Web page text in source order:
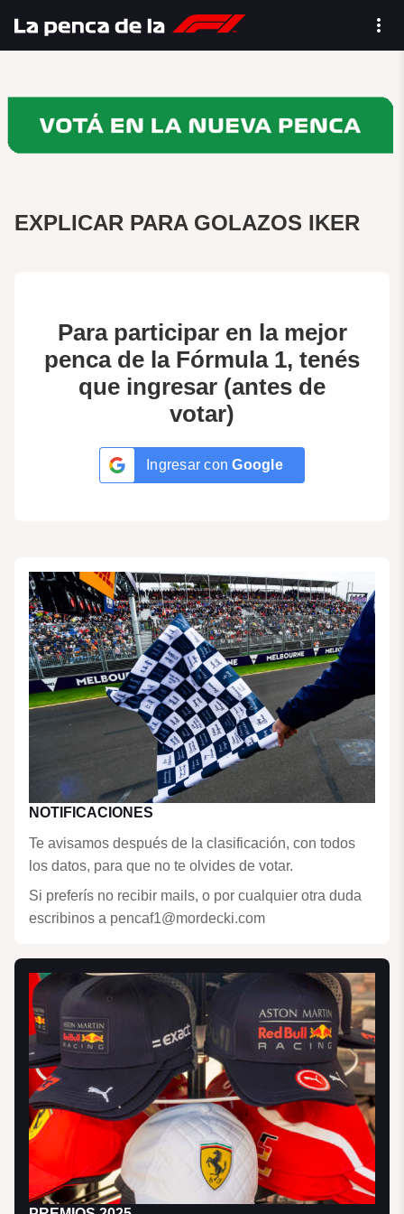
EXPLICAR PARA GOLAZOS IKER
Para participar en la mejor
penca de la Fórmula 1, tenés
que ingresar (antes de
votar)
Ingresar conGoogle
NOTIFICACIONES
Te avisamos después de la clasificación, con todos
los datos, para que no te olvides de votar.
Si preferís no recibir mails, o por cualquier otra duda
escribinos a pencaf1@mordecki.com